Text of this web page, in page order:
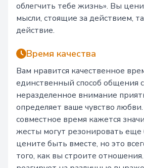
облегчить тебе жизнь». Вы
мысли, стоящие за действием,
действие.
Время качества
Вам нравится качественное
единственный способ общения
неразделенное внимание
определяет ваше чувство
совместное время кажется
жесты могут резонировать
цените быть вместе, но это
того, как вы строите